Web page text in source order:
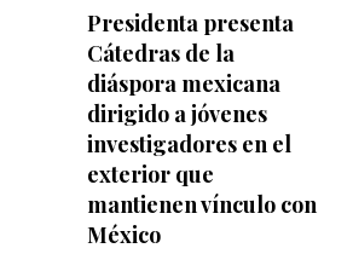
Presidenta presenta
Cátedras de la
diáspora mexicana
dirigido a jóvenes
investigadores en el
exterior que
mantienen vínculo con
México